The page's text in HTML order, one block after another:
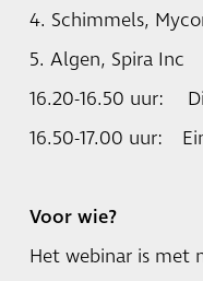
4. Schimmels,
5. Algen, Spira Inc
16.20-16.50 uur:
16.50-17.00 uur:
Voor wie?
Het webinar is met